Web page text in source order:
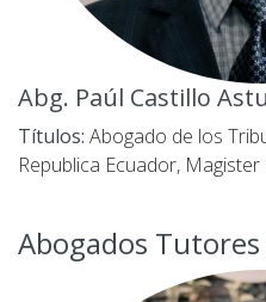
Abg. Paúl Castillo
Títulos: Abogado de los
Republica Ecuador,
Abogados Tutores